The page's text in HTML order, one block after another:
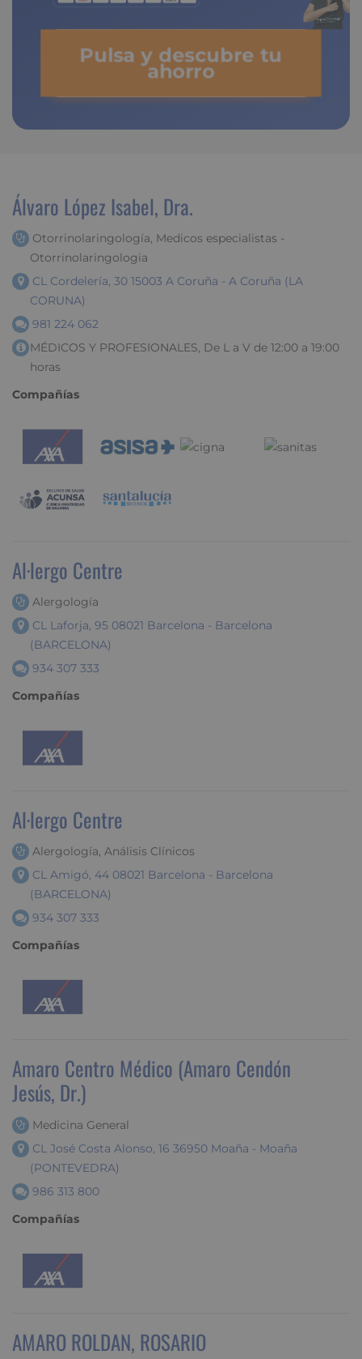
Pulsa y descubre tu
ahorro
Álvaro López Isabel, Dra.
Otorrinolaringología, Medicos especialistas -
Otorrinolaringologia
CL Cordelería, 30 15003 A Coruña - A Coruña (LA
CORUNA)
981 224 062
MÉDICOS Y PROFESIONALES, De L a V de 12:00 a 19:00
horas
Compañías
Al·lergo Centre
Alergología
CL Laforja, 95 08021 Barcelona - Barcelona
(BARCELONA)
934 307 333
Compañías
Al·lergo Centre
Alergología, Análisis Clínicos
CL Amigó, 44 08021 Barcelona - Barcelona
(BARCELONA)
934 307 333
Compañías
Amaro Centro Médico (Amaro Cendón
Jesús, Dr.)
Medicina General
CL José Costa Alonso, 16 36950 Moaña - Moaña
(PONTEVEDRA)
986 313 800
Compañías
AMARO ROLDAN, ROSARIO